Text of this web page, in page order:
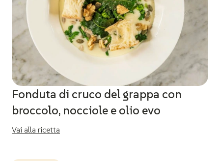
Fonduta di cruco del grappa con
broccolo, nocciole e olio evo
Vai alla ricetta